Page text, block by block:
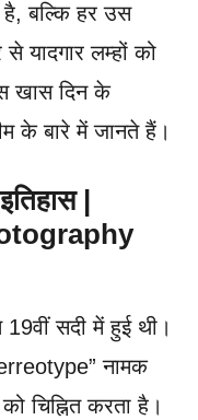
है, बल्कि हर उस
यादगार लम्हों को
खास दिन के
के बारे में जानते हैं।
|
सदी में हुई थी।
नामक
चिह्नित करता है।